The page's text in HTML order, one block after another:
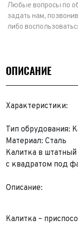
Любые вопросы по
задать нам,
либо
ОПИСАНИЕ
Характеристики:
Тип обрудования:
Материал: Сталь
Калитка в штатный
с квадратом под
Описание:
Калитка –